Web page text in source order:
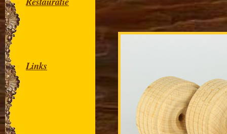
Links